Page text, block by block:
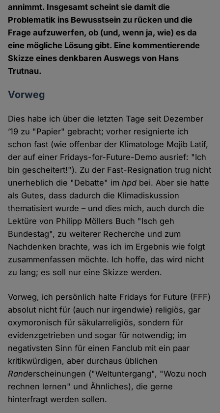
annimmt. Insgesamt scheint sie damit die
Problematik ins Bewusstsein zu rücken und die
Frage aufzuwerfen, ob (und, wenn ja, wie) es da
eine mögliche Lösung gibt. Eine kommentierende
Skizze eines denkbaren Auswegs von Hans
Trutnau.
Vorweg
Dies habe ich über die letzten Tage seit Dezember
’19 zu "Papier" gebracht; vorher resignierte ich
schon fast (wie offenbar der Klimatologe Mojib Latif,
der auf einer Fridays-for-Future-Demo ausrief: "Ich
bin gescheitert!"). Zu der Fast-Resignation trug nicht
unerheblich die "Debatte" imhpd bei. Aber sie hatte
als Gutes, dass dadurch die Klimadiskussion
thematisiert wurde – und dies mich, auch durch die
Lektüre von Philipp Möllers Buch "Isch geh
Bundestag", zu weiterer Recherche und zum
Nachdenken brachte, was ich im Ergebnis wie folgt
zusammenfassen möchte. Ich hoffe, das wird nicht
zu lang; es soll nur eine Skizze werden.
Vorweg, ich persönlich halte Fridays for Future (FFF)
absolut nicht für (auch nur irgendwie) religiös, gar
oxymoronisch für säkularreligiös, sondern für
evidenzgetrieben und sogar für notwendig; im
negativsten Sinn für einen Fanclub mit ein paar
kritikwürdigen, aber durchaus üblichen
Randerscheinungen ("Weltuntergang", "Wozu noch
rechnen lernen" und Ähnliches), die gerne
hinterfragt werden sollen.